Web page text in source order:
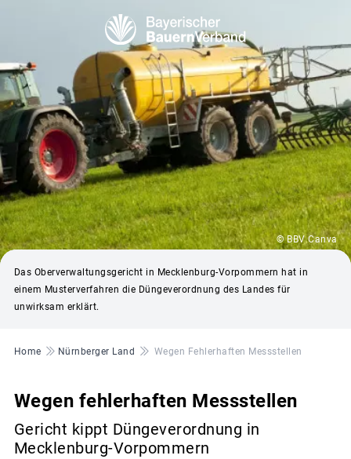
© BBV Canva
Das Oberverwaltungsgericht in Mecklenburg-Vorpommern hat in
einem Musterverfahren die Düngeverordnung des Landes für
unwirksam erklärt.
Pfadnavigation
Home Nürnberger Land Wegen Fehlerhaften Messstellen
Wegen fehlerhaften Messstellen
Gericht kippt Düngeverordnung in
Mecklenburg-Vorpommern